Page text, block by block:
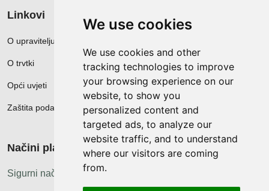
We use cookies
We use cookies and other
tracking technologies to improve
your browsing experience on our
website, to show you
personalized content and
targeted ads, to analyze our
website traffic, and to understand
where our visitors are coming
from.
Linkovi
O upravitelju web portala
O trvtki
Opći uvjeti
Zaštita podataka
Načini plačanja
Sigurni načini plaćanja